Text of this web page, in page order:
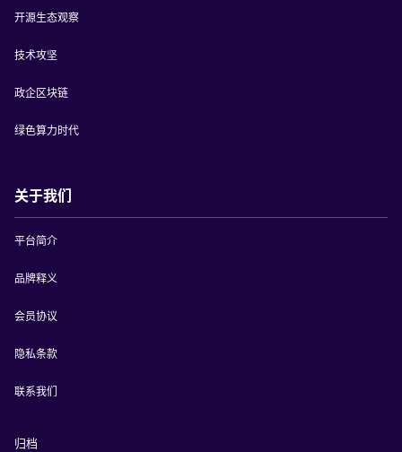
开源生态观察
技术攻坚
政企区块链
绿色算力时代
关于我们
平台简介
品牌释义
会员协议
隐私条款
联系我们
归档